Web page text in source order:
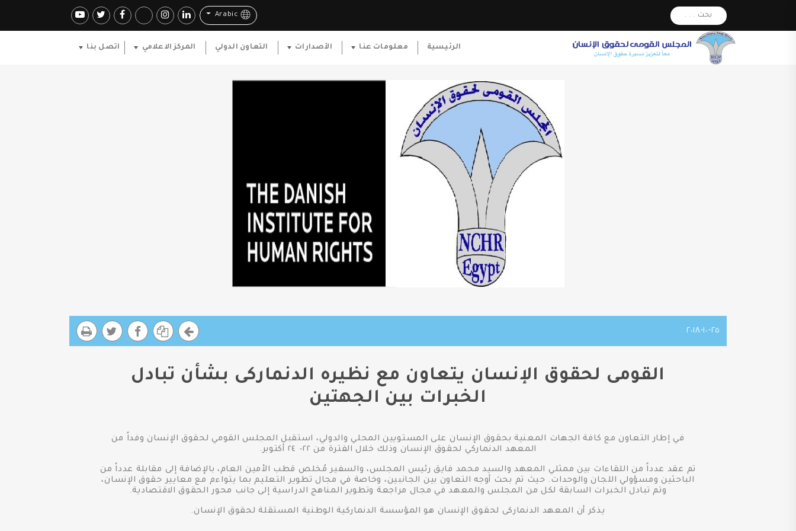
بحث . . . Arabic
الرئيسية معلومات عنا الأصدارات التعاون الدولي المركز الاعلامي اتصل بنا
٢٥-١٠-٢٠١٨
القومى لحقوق الإنسان يتعاون مع نظيره الدنماركى بشأن تبادل
الخبرات بين الجهتين
في إطار التعاون مع كافة الجهات المعنية بحقوق الإنسان على المستويين المحلي والدولي، استقبل المجلس القومي لحقوق الإنسان وفداً من
المعهد الدنماركي لحقوق الإنسان وذلك خلال الفترة من ٢٢- ٢٤ أكتوبر.
تم عقد عدداً من اللقاءات بين ممثلي المعهد والسيد محمد فايق رئيس المجلس، والسفير مُخلص قطب الأمين العام، بالإضافة إلى مقابلة عدداً من
الباحثين ومسؤولي اللجان والوحدات. حيث تم بحث أوجه التعاون بين الجانبين، وخاصة في مجال تطوير التعليم بما يتواءم مع معايير حقوق الإنسان،
وتم تبادل الخبرات السابقة لكل من المجلس والمعهد في مجال مراجعة وتطوير المناهج الدراسية إلى جانب محور الحقوق الاقتصادية.
يذكر أن المعهد الدنماركى لحقوق الإنسان هو المؤسسة الدنماركية الوطنية المستقلة لحقوق الإنسان.